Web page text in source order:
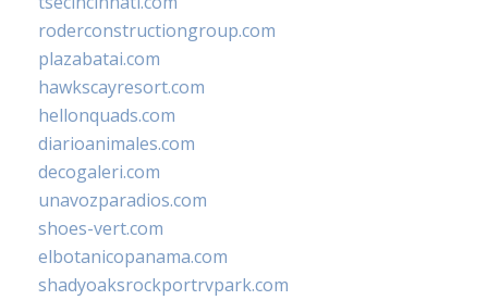
roderconstructiongroup.com
plazabatai.com
hawkscayresort.com
hellonquads.com
diarioanimales.com
decogaleri.com
unavozparadios.com
shoes-vert.com
elbotanicopanama.com
shadyoaksrockportrvpark.com